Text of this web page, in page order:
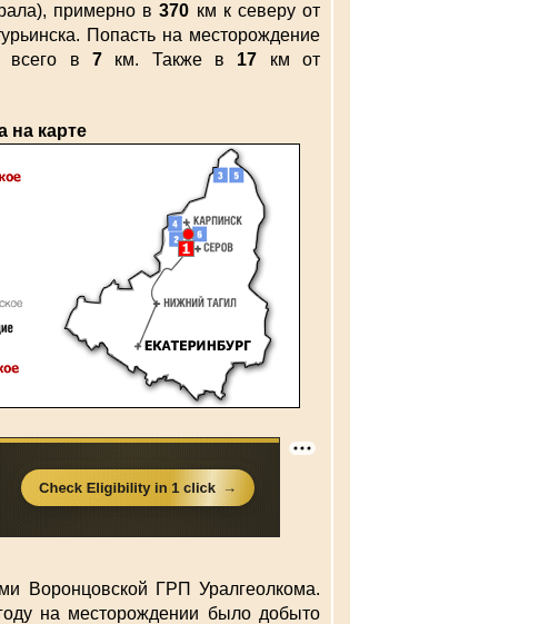
примерно в370 км к северу от
Попасть на месторождение
всего в 7 км. Также в 17 км от
на карте
Воронцовской ГРП Уралгеолкома.
на месторождении было добыто